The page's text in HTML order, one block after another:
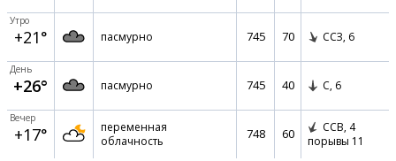
Утро
+21° пасмурно 745 70 ССЗ, 6
День
+26° пасмурно 745 40 С, 6
Вечер
+17°
переменная
облачность
748 60 ССВ, 4
порывы 11